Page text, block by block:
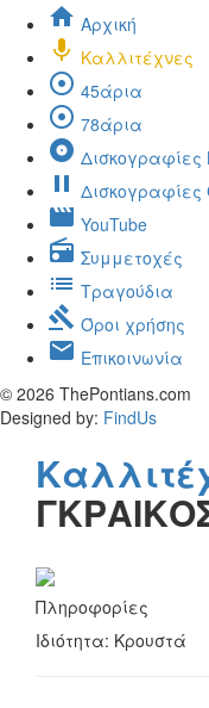
home Αρχική
mic Καλλιτέχνες
adjust 45άρια
adjust 78άρια
album Δισκογραφίες
pause Δισκογραφίες
movie YouTube
radio Συμμετοχές
list Τραγούδια
gavel Όροι χρήσης
mail Επικοινωνία
© 2026 ThePontians.com
Designed by: FindUs
Πληροφορίες
Ιδιότητα: Κρουστά